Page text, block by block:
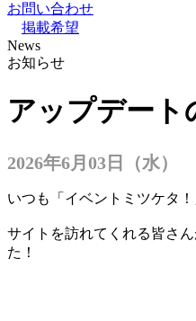
お問い合わせ
掲載希望
News
お知らせ
アップデート
2026年6月03日（水）
いつも「イベントミツケタ
サイトを訪れてくれる皆さ
た！